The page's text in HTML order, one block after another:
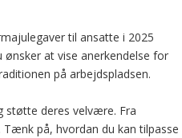
til ansatte i 2025
at vise anerkendelse for
på arbejdspladsen.
støtte deres velvære. Fra
på, hvordan du kan tilpasse